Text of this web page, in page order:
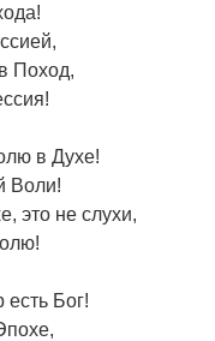
Поход,
в Духе!
Воли!
это не слухи,
есть Бог!